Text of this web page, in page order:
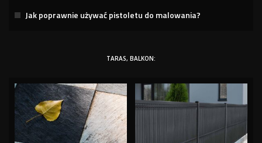
Jak poprawnie używać pistoletu do malowania?
TARAS, BALKON: